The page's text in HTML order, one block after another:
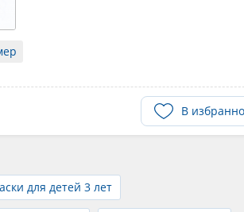
В
для детей 3 лет